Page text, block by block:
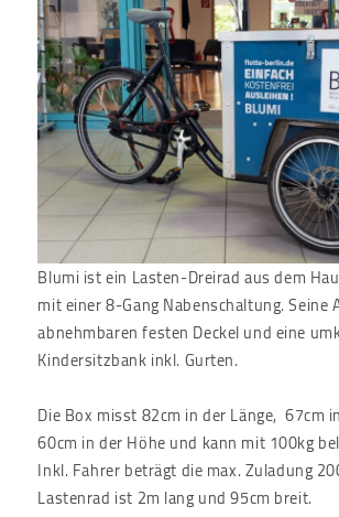
Blumi ist ein Lasten-Dreirad aus dem
mit einer 8-Gang Nabenschaltung. Seine
abnehmbaren festen Deckel und eine
Kindersitzbank inkl. Gurten.
Die Box misst 82cm in der Länge, 67cm
60cm in der Höhe und kann mit 100kg
Inkl. Fahrer beträgt die max. Zuladung
Lastenrad ist 2m lang und 95cm breit.